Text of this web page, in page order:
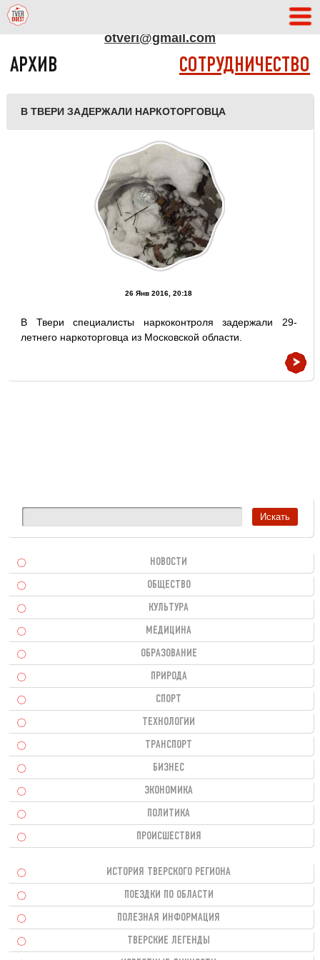
otveri@gmail.com
АРХИВ СОТРУДНИЧЕСТВО
В ТВЕРИ ЗАДЕРЖАЛИ НАРКОТОРГОВЦА
26 Янв 2016, 20:18
В Твери специалисты наркоконтроля задержали 29-
летнего наркоторговца из Московской области.
НОВОСТИ
ОБЩЕСТВО
КУЛЬТУРА
МЕДИЦИНА
ОБРАЗОВАНИЕ
ПРИРОДА
СПОРТ
ТЕХНОЛОГИИ
ТРАНСПОРТ
БИЗНЕС
ЭКОНОМИКА
ПОЛИТИКА
ПРОИСШЕСТВИЯ
ИСТОРИЯ ТВЕРСКОГО РЕГИОНА
ПОЕЗДКИ ПО ОБЛАСТИ
ПОЛЕЗНАЯ ИНФОРМАЦИЯ
ТВЕРСКИЕ ЛЕГЕНДЫ